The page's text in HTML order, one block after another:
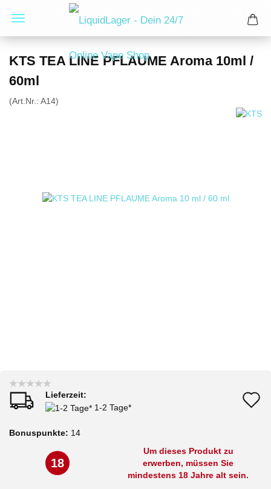
KTS TEA LINE PFLAUME Aroma 10ml /
60ml
(Art.Nr.: A14)
Lieferzeit:
1-2 Tage*
Bonuspunkte: 14
18
Um dieses Produkt zu
erwerben, müssen Sie
mindestens 18 Jahre alt sein.